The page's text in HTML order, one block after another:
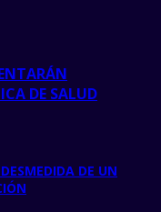
DE SALUD
DE UN